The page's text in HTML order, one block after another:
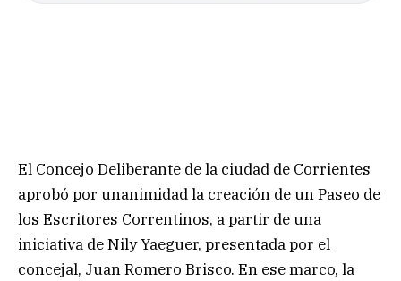
El Concejo Deliberante de la ciudad de Corrientes
aprobó por unanimidad la creación de un Paseo de
los Escritores Correntinos, a partir de una
iniciativa de Nily Yaeguer, presentada por el
concejal, Juan Romero Brisco. En ese marco, la